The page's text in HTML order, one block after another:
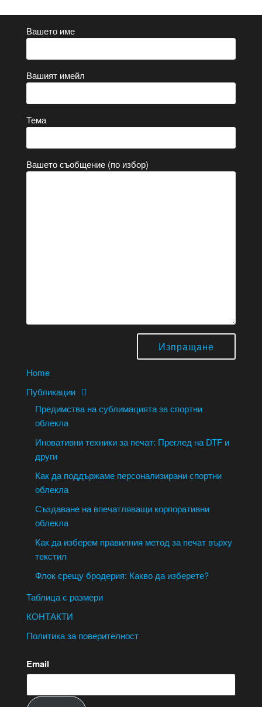
Вашето име
Вашият имейл
Тема
Вашето съобщение (по избор)
Home
Публикации
Предимства на сублимацията за спортни
облекла
Иновативни техники за печат: Преглед на DTF и
други
Как да поддържаме персонализирани спортни
облекла
Създаване на впечатляващи корпоративни
облекла
Как да изберем правилния метод за печат върху
текстил
Флок срещу бродерия: Какво да изберете?
Таблица с размери
КОНТАКТИ
Политика за поверителност
Email